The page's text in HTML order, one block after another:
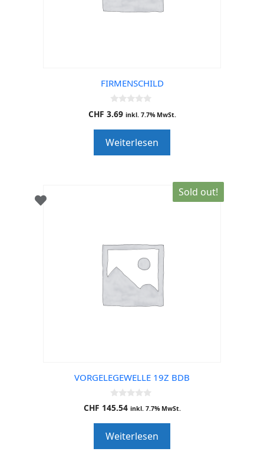
FIRMENSCHILD
0
o
o
f
5
CHF 3.69 inkl. 7.7% MwSt.
Weiterlesen
Sold out!
VORGELEGEWELLE 19Z BDB
0
o
o
f
5
CHF 145.54 inkl. 7.7% MwSt.
Weiterlesen